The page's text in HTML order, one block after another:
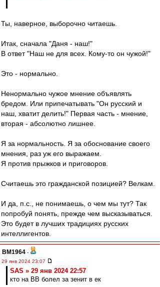
Ты, наверное, выборочно читаешь.
Итак, сначала "Даня - наш!"
В ответ "Наш не для всех. Кому-то он чужой!"
Это - нормально.
Ненормально чужое мнение объявлять
бредом. Или припечатывать "Он русский и
наш, хватит делить!" Первая часть - мнение,
вторая - абсолютно лишнее.
Я за нормальность. Я за обоснование своего
мнения, раз уж его выражаем.
Я против прыжков и приговоров.
Считаешь это гражданской позицией? Велкам.
И да, п.с., не понимаешь, о чем мы тут? Так
попробуй понять, прежде чем высказываться.
Это будет в лучших традициях русских
интеллигентов.
BM1964 -
29 янв 2024 23:07
SAS » 29 янв 2024 22:57
кто на ВВ болел за зенит в ек